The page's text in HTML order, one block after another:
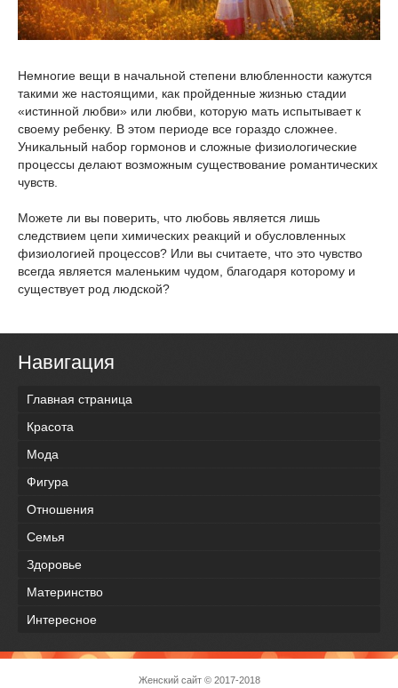
Немногие вещи в начальной степени влюбленности кажутся
такими же настоящими, как пройденные жизнью стадии
«истинной любви» или любви, которую мать испытывает к
своему ребенку. В этом периоде все гораздо сложнее.
Уникальный набор гормонов и сложные физиологические
процессы делают возможным существование романтических
чувств.
Можете ли вы поверить, что любовь является лишь
следствием цепи химических реакций и обусловленных
физиологией процессов? Или вы считаете, что это чувство
всегда является маленьким чудом, благодаря которому и
существует род людской?
Навигация
Главная страница
Красота
Мода
Фигура
Отношения
Семья
Здоровье
Материнство
Интересное
Женский сайт© 2017-2018